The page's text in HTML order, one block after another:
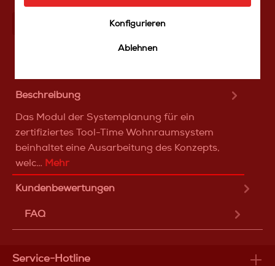
Mit Frеunden teilen Über WhatѕApp anfragеn
Beschreibung
Das Modul der Systemplanung für ein
zertifiziertes Tool-Time Wohnraumsystem
beinhaltet eine Ausarbeitung des Konzepts,
welc… Mehr
Kundenbewertungen
FAQ
Service-Hotline
Konfigurieren
Ablehnen